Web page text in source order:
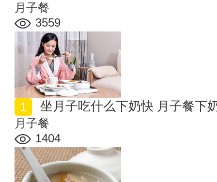
月子餐
3559
坐月子吃什么下奶快 月子餐下
月子餐
1404